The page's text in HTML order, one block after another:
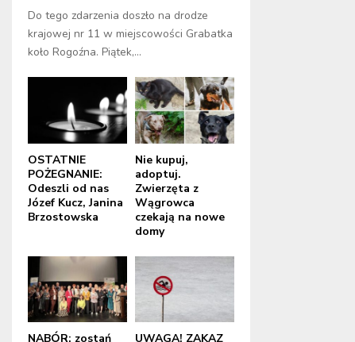
Do tego zdarzenia doszło na drodze
krajowej nr 11 w miejscowości Grabatka
koło Rogoźna. Piątek,...
OSTATNIE
POŻEGNANIE:
Odeszli od nas
Józef Kucz, Janina
Brzostowska
Nie kupuj,
adoptuj.
Zwierzęta z
Wągrowca
czekają na nowe
domy
NABÓR: zostań
UWAGA! ZAKAZ